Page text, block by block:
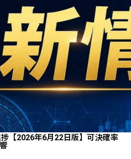
【2026年6月22日版】可決確率